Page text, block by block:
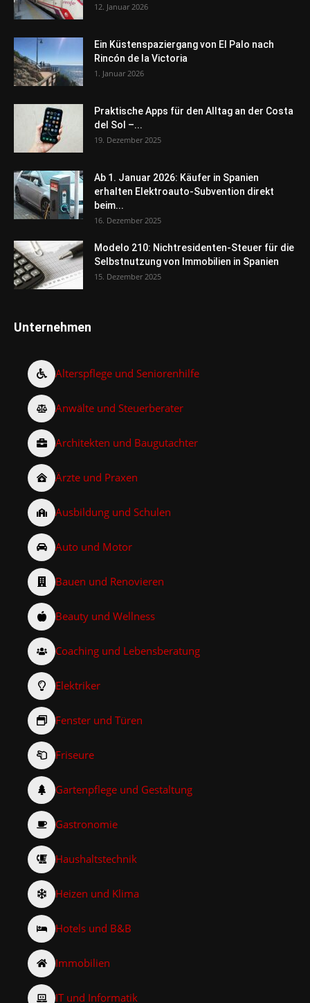
12. Januar 2026
Ein Küstenspaziergang von El Palo nach
Rincón de la Victoria
1. Januar 2026
Praktische Apps für den Alltag an der Costa
del Sol –...
19. Dezember 2025
Ab 1. Januar 2026: Käufer in Spanien
erhalten Elektroauto-Subvention direkt
beim...
16. Dezember 2025
Modelo 210: Nichtresidenten-Steuer für die
Selbstnutzung von Immobilien in Spanien
15. Dezember 2025
Unternehmen
Alterspflege und Seniorenhilfe
Anwälte und Steuerberater
Architekten und Baugutachter
Ärzte und Praxen
Ausbildung und Schulen
Auto und Motor
Bauen und Renovieren
Beauty und Wellness
Coaching und Lebensberatung
Elektriker
Fenster und Türen
Friseure
Gartenpflege und Gestaltung
Gastronomie
Haushaltstechnik
Heizen und Klima
Hotels und B&B
Immobilien
IT und Informatik